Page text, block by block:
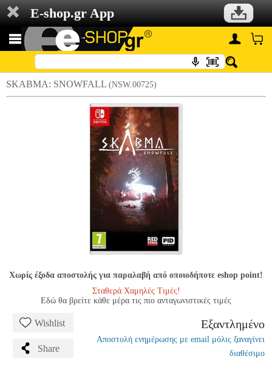
E-shop.gr App
SKABMA: SNOWFALL (NSW.00725)
Χωρίς έξοδα αποστολής για παραλαβή από οποιοδήποτε eshop point!
Σταθερά Χαμηλές Τιμές!
Εδώ θα βρείτε κάθε μέρα τις πιο ανταγωνιστικές τιμές
Wishlist
Share
Εξαντλημένο
Αποστολή ενημέρωσης με email μόλις ξαναγίνει
διαθέσιμο